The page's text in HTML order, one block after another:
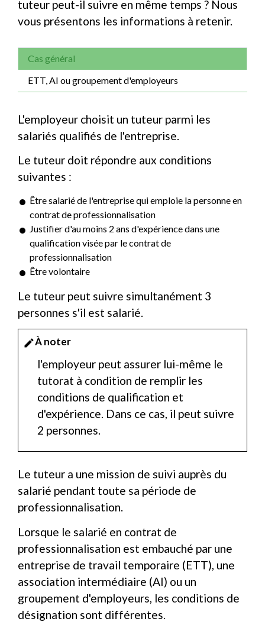
tuteur peut-il suivre en même temps ? Nous
vous présentons les informations à retenir.
Cas général
ETT, AI ou groupement d'employeurs
L'employeur choisit un tuteur parmi les
salariés qualifiés de l'entreprise.
Le tuteur doit répondre aux conditions
suivantes :
Être salarié de l'entreprise qui emploie la personne en
contrat de professionnalisation
Justifier d'au moins 2 ans d'expérience dans une
qualification visée par le contrat de
professionnalisation
Être volontaire
Le tuteur peut suivre simultanément 3
personnes s'il est salarié.
editÀ noter
l'employeur peut assurer lui-même le
tutorat à condition de remplir les
conditions de qualification et
d'expérience. Dans ce cas, il peut suivre
2 personnes.
Le tuteur a une mission de suivi auprès du
salarié pendant toute sa période de
professionnalisation.
Lorsque le salarié en contrat de
professionnalisation est embauché par une
entreprise de travail temporaire (ETT), une
association intermédiaire (AI) ou un
groupement d'employeurs, les conditions de
désignation sont différentes.